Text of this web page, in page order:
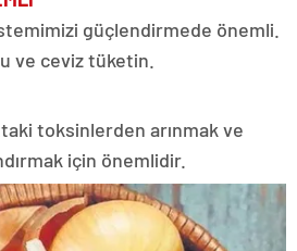
güçlendirmede önemli.
ve ceviz tüketin.
toksinlerden arınmak ve
için önemlidir.